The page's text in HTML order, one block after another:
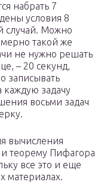
набрать 7
условия 8
случай. Можно
такой же
не нужно решать
– 20 секунд,
записывать
каждую задачу
восьми задач
вычисления
теорему Пифагора
все это и еще
материалах.